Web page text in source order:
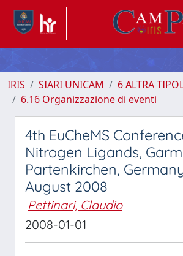
IRIS SIARI UNICAM
6 ALTRA
6.16 Organizzazione di eventi
4th EuCheMS
Nitrogen Ligands,
Partenkirchen,
August 2008
Pettinari, Claudio
2008-01-01